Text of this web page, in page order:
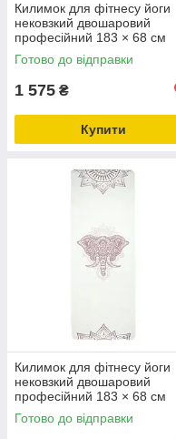
Килимок для фітнесу йоги
нековзкий двошаровий
професійний 183 × 68 см
товщина 4 мм каучук замша
Gemini Sport PSY-0890G
Готово до відправки
1 575 ₴
Купити
Килимок для фітнесу йоги
нековзкий двошаровий
професійний 183 × 68 см
товщина 4 мм каучук замша
Gemini Sport PSY-0890L
Готово до відправки